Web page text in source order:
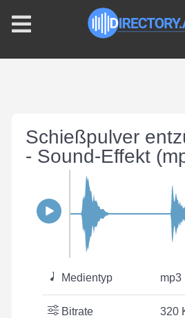
Schießpulver
- Sound-Effekt
Medientyp mp3
Bitrate 320